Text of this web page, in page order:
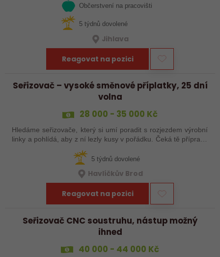
Občerstvení na pracovišti
5 týdnů dovolené
Jihlava
Reagovat na pozici
Seřizovač – vysoké směnové příplatky, 25 dní
volna
28 000 - 35 000 Kč
Hledáme seřizovače, který si umí poradit s rozjezdem výrobní
linky a pohlídá, aby z ní lezly kusy v pořádku. Čeká tě příprava
5 týdnů dovolené
Havlíčkův Brod
Reagovat na pozici
Seřizovač CNC soustruhu, nástup možný
ihned
40 000 - 44 000 Kč